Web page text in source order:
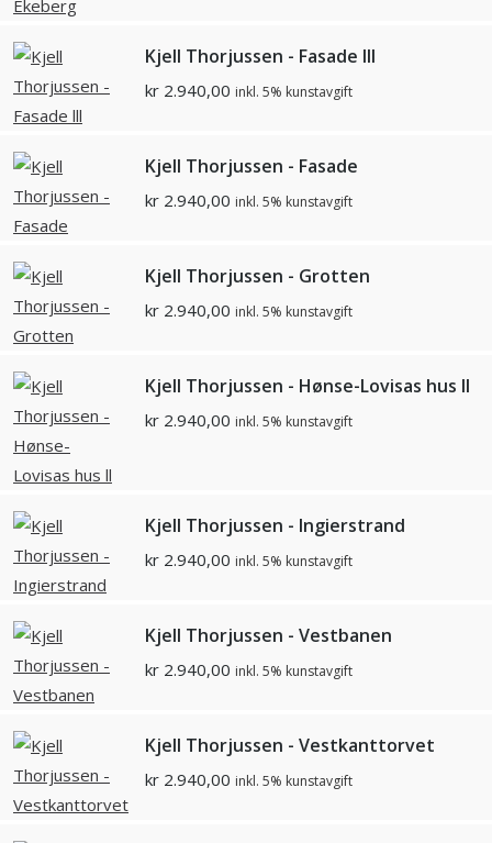
Kjell Thorjussen - Fasade lll
kr 2.940,00 inkl. 5% kunstavgift
Kjell Thorjussen - Fasade
kr 2.940,00 inkl. 5% kunstavgift
Kjell Thorjussen - Grotten
kr 2.940,00 inkl. 5% kunstavgift
Kjell Thorjussen - Hønse-Lovisas hus ll
kr 2.940,00 inkl. 5% kunstavgift
Kjell Thorjussen - Ingierstrand
kr 2.940,00 inkl. 5% kunstavgift
Kjell Thorjussen - Vestbanen
kr 2.940,00 inkl. 5% kunstavgift
Kjell Thorjussen - Vestkanttorvet
kr 2.940,00 inkl. 5% kunstavgift